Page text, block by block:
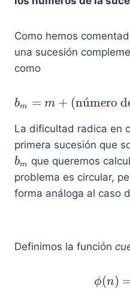
\
b
_
i
g
h
t
\
}
Como hemos
una sucesión
como
bm = m + (nu
ˊmero
La dificultad radica en
primera sucesión que
bm
que queremos
problema es circular,
forma análoga al caso
Definimos la función
ϕ(n)